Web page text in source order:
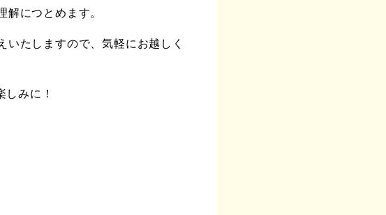
につとめます。
たしますので、気軽にお越しく
しみに！